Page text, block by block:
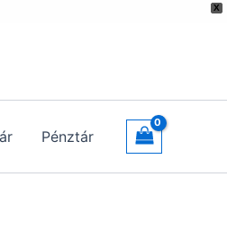
X
Pénztár